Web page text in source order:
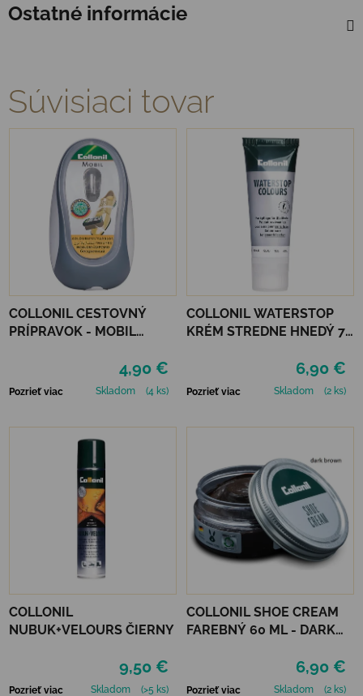
Ostatné informácie
Súvisiaci tovar
COLLONIL CESTOVNÝ
PRÍPRAVOK - MOBIL
4,90 €
Pozrieť viac Skladom (4 ks)
COLLONIL WATERSTOP
KRÉM STREDNE HNEDÝ 75
6,90 €
Pozrieť viac Skladom (2 ks)
COLLONIL
NUBUK+VELOURS ČIERNY
9,50 €
Pozrieť viac Skladom (>5 ks)
COLLONIL SHOE CREAM
FAREBNÝ 60 ML - DARK
6,90 €
Pozrieť viac Skladom (2 ks)